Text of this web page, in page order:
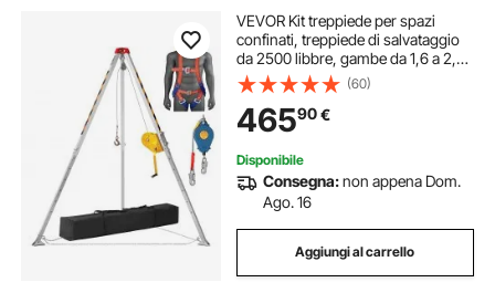
VEVOR Kit treppiede per spazi
confinati, treppiede di salvataggio
da 2500 libbre, gambe da 1,6 a 2,45
m Cavo da 30 m imbracatura,
borsa di stoccaggio per spazi
ristretti tradizionali
(60)
46590€
Disponibile
Consegna:non appena Dom.
Ago. 16
Aggiungi al carrello